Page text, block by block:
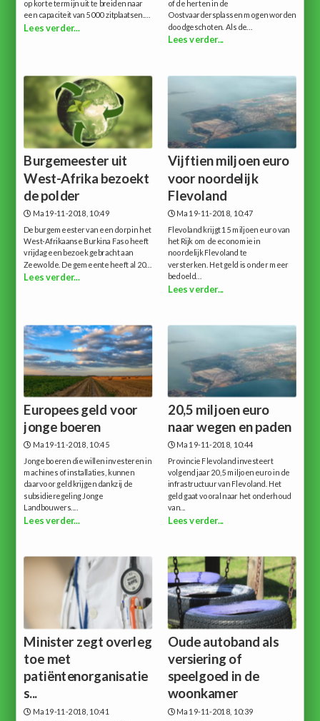
op korte termijn uit te breiden naar
een capaciteit van 5000 zitplaatsen....
Lees verder...
of de herten in de
Oostvaardersplassen mogen worden
doodgeschoten. Als de...
Lees verder...
Burgemeester uit
West-Afrika bezoekt
de polder
Ma 19-11-2018, 10:49
De burgemeester van een dorp in het
West-Afrikaanse Burkina Faso heeft
vrijdag een bezoek gebracht aan
Zeewolde. De gemeente heeft al 20...
Lees verder...
Vijftien miljoen euro
voor noordelijk
Flevoland
Ma 19-11-2018, 10:47
Flevoland krijgt 15 miljoen euro van
het Rijk om de economie in
noordelijk Flevoland te
versterken. Het geld is onder meer
bedoeld...
Lees verder...
Europees geld voor
jonge boeren
Ma 19-11-2018, 10:45
Jonge boeren die willen investeren in
machines of installaties, kunnen
daarvoor geld krijgen dankzij de
subsidieregeling Jonge
Landbouwers....
Lees verder...
20,5 miljoen euro
naar wegen en paden
Ma 19-11-2018, 10:44
Provincie Flevoland investeert
volgend jaar 20,5 miljoen euro in de
infrastructuur van Flevoland. Het
geld gaat vooral naar het onderhoud
van...
Lees verder...
Minister zegt overleg
toe met
patiëntenorganisatie
s...
Ma 19-11-2018, 10:41
Oude autoband als
versiering of
speelgoed in de
woonkamer
Ma 19-11-2018, 10:39